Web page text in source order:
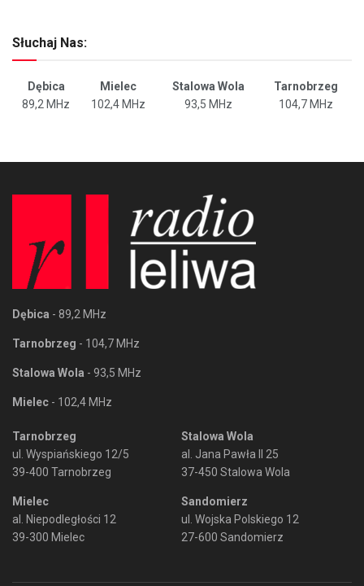
Słuchaj Nas:
Dębica Mielec Stalowa Wola
Tarnobrzeg
89,2 MHz
102,4 MHz 93,5 MHz 104,7 MHz
Dębica - 89,2 MHz
Tarnobrzeg - 104,7 MHz
Stalowa Wola - 93,5 MHz
Mielec - 102,4 MHz
Tarnobrzeg
ul. Wyspiańskiego 12/5
39-400 Tarnobrzeg
Mielec
al. Niepodległości 12
39-300 Mielec
Stalowa Wola
al. Jana Pawła II 25
37-450 Stalowa Wola
Sandomierz
ul. Wojska Polskiego 12
27-600 Sandomierz